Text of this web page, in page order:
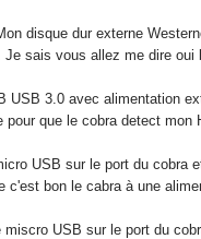
disque dur externe
sais vous allez me dire
USB 3.0 avec alimentation
que le cobra detect mon
USB sur le port du
c'est bon le cabra à une
USB sur le port du